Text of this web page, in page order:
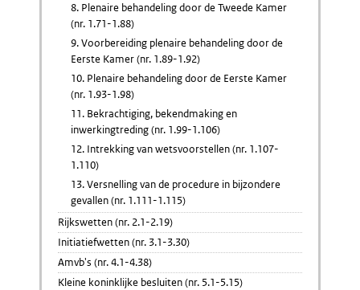
8. Plenaire behandeling door de Tweede Kamer
(nr. 1.71-1.88)
9. Voorbereiding plenaire behandeling door de
Eerste Kamer (nr. 1.89-1.92)
10. Plenaire behandeling door de Eerste Kamer
(nr. 1.93-1.98)
11. Bekrachtiging, bekendmaking en
inwerkingtreding (nr. 1.99-1.106)
12. Intrekking van wetsvoorstellen (nr. 1.107-
1.110)
13. Versnelling van de procedure in bijzondere
gevallen (nr. 1.111-1.115)
Rijkswetten (nr. 2.1-2.19)
Initiatiefwetten (nr. 3.1-3.30)
Amvb's (nr. 4.1-4.38)
Kleine koninklijke besluiten (nr. 5.1-5.15)